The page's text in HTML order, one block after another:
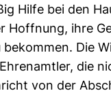
Hilfe bei den
Hoffnung, ihre
Die
die
von der